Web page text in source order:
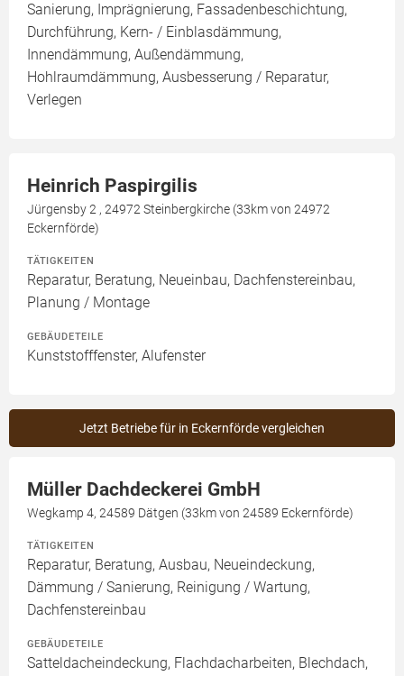
Sanierung, Imprägnierung, Fassadenbeschichtung,
Durchführung, Kern- / Einblasdämmung,
Innendämmung, Außendämmung,
Hohlraumdämmung, Ausbesserung / Reparatur,
Verlegen
Heinrich Paspirgilis
Jürgensby 2 , 24972 Steinbergkirche (33km von 24972
Eckernförde)
TÄTIGKEITEN
Reparatur, Beratung, Neueinbau, Dachfenstereinbau,
Planung / Montage
GEBÄUDETEILE
Kunststofffenster, Alufenster
Jetzt Betriebe für in Eckernförde vergleichen
Müller Dachdeckerei GmbH
Wegkamp 4, 24589 Dätgen (33km von 24589 Eckernförde)
TÄTIGKEITEN
Reparatur, Beratung, Ausbau, Neueindeckung,
Dämmung / Sanierung, Reinigung / Wartung,
Dachfenstereinbau
GEBÄUDETEILE
Satteldacheindeckung, Flachdacharbeiten, Blechdach,